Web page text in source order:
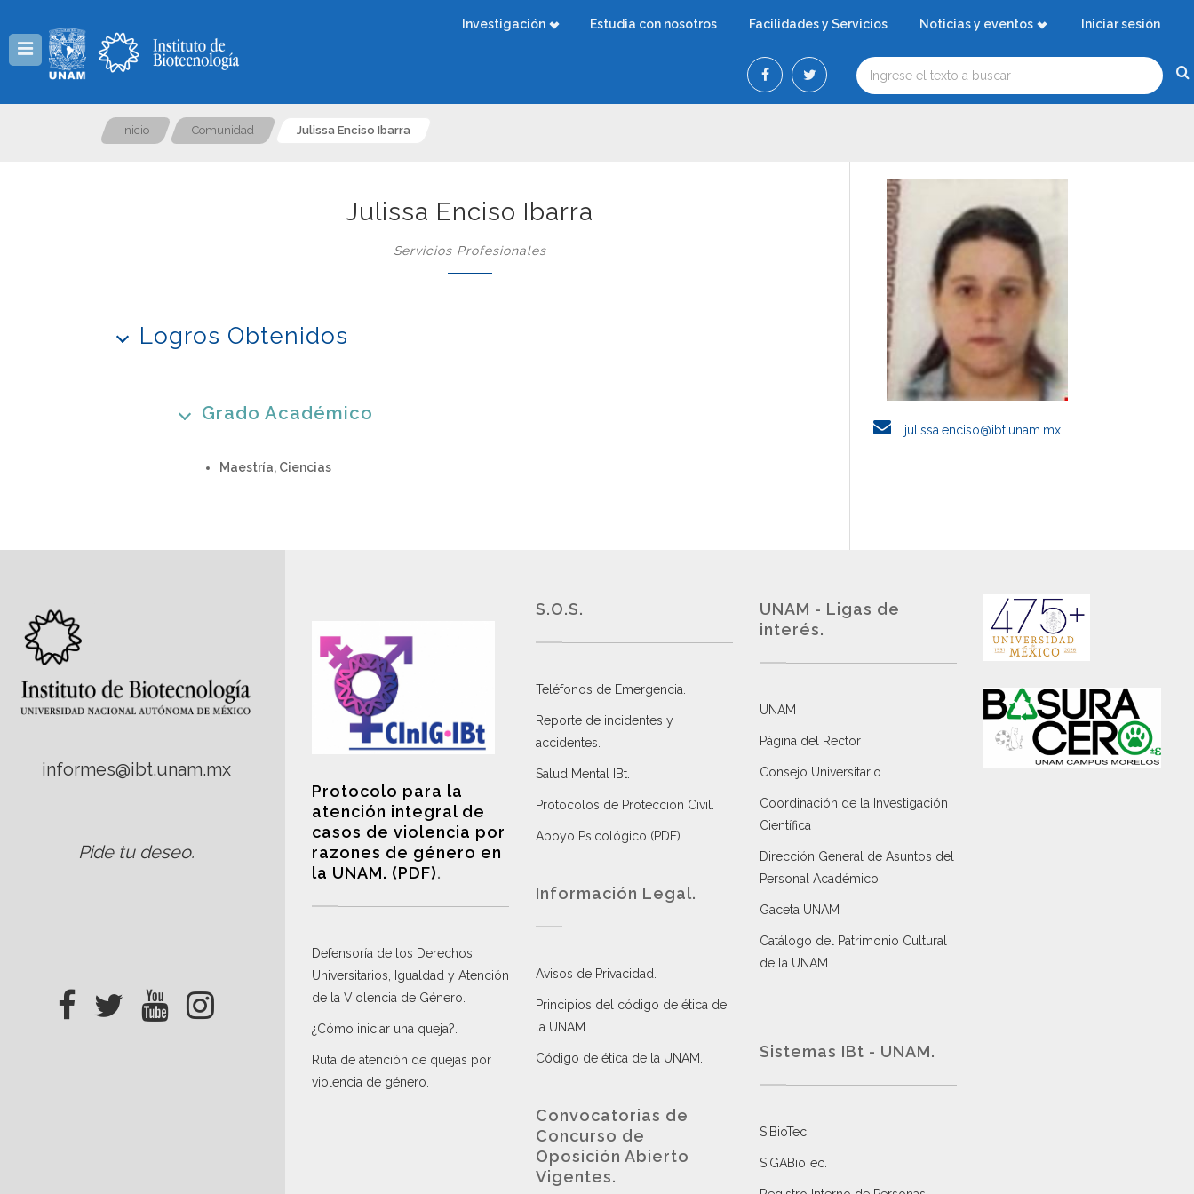
Investigación Estudia con nosotros Facilidades y Servicios Noticias y eventos Iniciar sesión
Inicio Comunidad Julissa Enciso Ibarra
Julissa Enciso Ibarra
Servicios Profesionales
Logros Obtenidos
Grado Académico
Maestría, Ciencias
julissa.enciso@ibt.unam.mx
informes@ibt.unam.mx
Pide tu deseo.
Protocolo para la
atención integral de
casos de violencia por
razones de género en
la UNAM. (PDF).
Defensoría de los Derechos
Universitarios, Igualdad y Atención
de la Violencia de Género
¿Cómo iniciar una queja?
Ruta de atención de quejas por
violencia de género
S.O.S.
Teléfonos de Emergencia.
Reporte de incidentes y
accidentes
Salud Mental IBt
Protocolos de Protección Civil
Apoyo Psicológico (PDF)
Información Legal.
Avisos de Privacidad
Principios del código de ética de
la UNAM
Código de ética de la UNAM
Convocatorias de
Concurso de
Oposición Abierto
Vigentes.
UNAM - Ligas de
interés.
UNAM
Página del Rector
Consejo Universitario
Coordinación de la Investigación
Científica
Dirección General de Asuntos del
Personal Académico
Gaceta UNAM
Catálogo del Patrimonio Cultural
de la UNAM.
Sistemas IBt - UNAM.
SiBioTec
SiGABioTec.